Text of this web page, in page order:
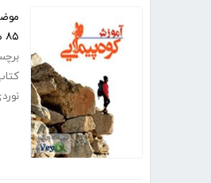
۸۵ صفحه